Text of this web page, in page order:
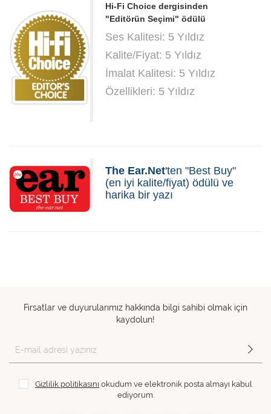
Hi-Fi Choice dergisinden
"Editörün Seçimi" ödülü
Ses Kalitesi: 5 Yıldız
Kalite/Fiyat: 5 Yıldız
İmalat Kalitesi: 5 Yıldız
Özellikleri: 5 Yıldız
The Ear.Net'ten "Best Buy"
(en iyi kalite/fiyat) ödülü ve
harika bir yazı
Fırsatlar ve duyurularımız hakkında bilgi sahibi olmak için
kaydolun!
Gizlilik politikasını okudum ve elektronik posta almayı kabul
ediyorum.